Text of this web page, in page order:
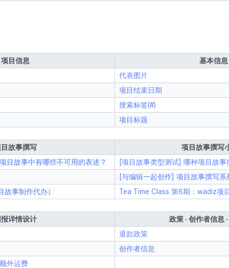
项目信息
基本信息
代表图片
项目结束日期
搜索标签(#)
项目标题
故事撰写
项目故事撰写
目故事中有哪些不可用的表述？
[项目故事类型测试] 哪种项目故事
[与编辑一起创作] 项目故事撰写系
事制作代办）
Tea Time Class 第6期：wadiz项
详情设计
政策 · 创作者信息
退款政策
创作者信息
外运费